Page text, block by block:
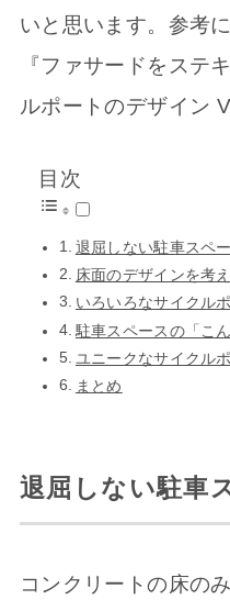
いと思います。参考
『ファサードをステ
ルポートのデザイン
目次
退屈しない駐車スペ
床面のデザインを考
いろいろなサイクル
駐車スペースの「こ
ユニークなサイクル
まとめ
退屈しない駐車
コンクリートの床の